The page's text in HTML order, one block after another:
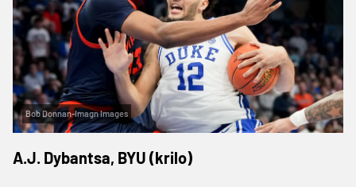
Bob Donnan-Imagn Images
A.J. Dybantsa, BYU (krilo)